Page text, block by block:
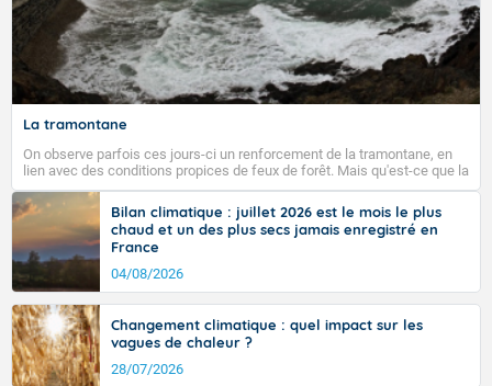
La tramontane
On observe parfois ces jours-ci un renforcement de la tramontane, en
lien avec des conditions propices de feux de forêt. Mais qu'est-ce que la
tramontane ? Quelles sont ses caractéristiques ? La tramontane est un
vent turbulent soufflant de secteur nord-ouest à nord, ou ouest à nord-
ouest, dans un secteur qui part du Roussillon à la vallée de l’Aude et à
l’ouest de l’Hérault. L’étymologie de ce vent vient du latin trasmontanus,
signifiant au-delà des monts, en allusion aux régions montagneuses
d’où provient ce vent.
Bilan climatique : juillet 2026 est le mois le plus
chaud et un des plus secs jamais enregistré en
France
04/08/2026
Changement climatique : quel impact sur les
vagues de chaleur ?
28/07/2026